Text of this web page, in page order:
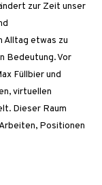
zur Zeit unser
Alltag etwas zu
Bedeutung. Vor
Füllbier und
virtuellen
Dieser Raum
Positionen